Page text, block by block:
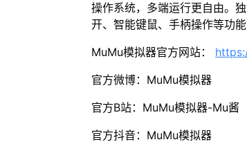
操作系统，多端运行更自由。
开、智能键鼠、手柄操作等功
MuMu模拟器官方网站：
官方微博：MuMu模拟器
官方B站：MuMu模拟器-Mu酱
官方抖音：MuMu模拟器